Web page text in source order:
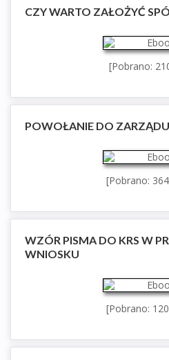
CZY WARTO ZAŁOŻYĆ
[Pobrano:
POWOŁANIE DO
[Pobrano:
WZÓR PISMA DO KRS W
WNIOSKU
[Pobrano: